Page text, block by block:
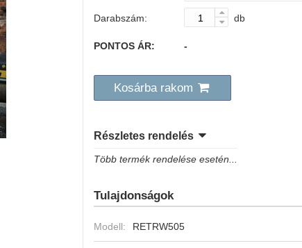
Darabszám: db
PONTOS ÁR: -
Kosárba rakom
Részletes rendelés
Több termék rendelése esetén...
Tulajdonságok
Modell: RETRW505